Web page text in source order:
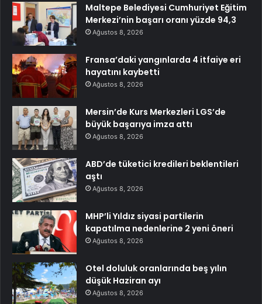
Maltepe Belediyesi Cumhuriyet Eğitim
Merkezi’nin başarı oranı yüzde 94,3
Ağustos 8, 2026
Fransa’daki yangınlarda 4 itfaiye eri
hayatını kaybetti
Ağustos 8, 2026
Mersin’de Kurs Merkezleri LGS’de
büyük başarıya imza attı
Ağustos 8, 2026
ABD’de tüketici kredileri beklentileri
aştı
Ağustos 8, 2026
MHP’li Yıldız siyasi partilerin
kapatılma nedenlerine 2 yeni öneri
Ağustos 8, 2026
Otel doluluk oranlarında beş yılın
düşük Haziran ayı
Ağustos 8, 2026